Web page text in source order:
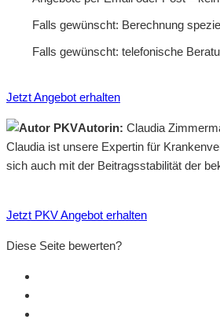
Falls gewünscht: Berechnung
Falls gewünscht: telefonische
Jetzt Angebot erhalten
Autorin: Claudia
Claudia ist unsere Expertin für
sich auch mit der Beitragsstabilität der
Jetzt PKV Angebot erhalten
Diese Seite bewerten?